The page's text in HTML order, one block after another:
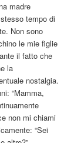
madre
tempo di
Non sono
le mie figlie
il fatto che
la
nostalgia.
“Mamma,
non mi chiami
“Sei